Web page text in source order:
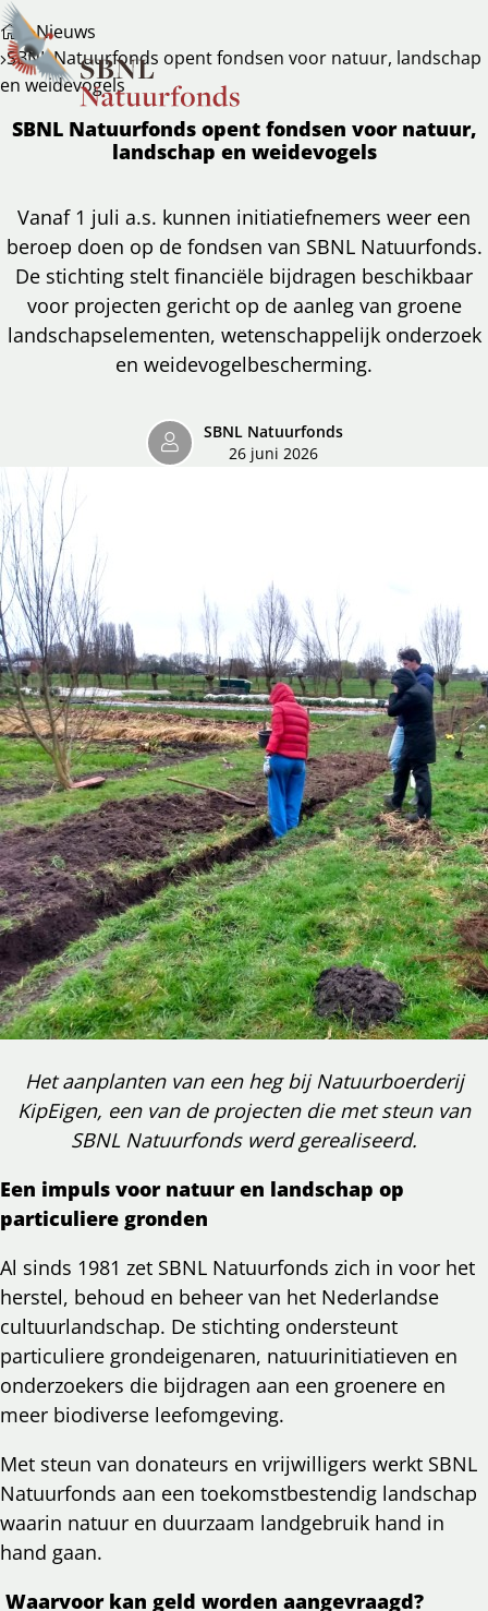
Nieuws
SBNL Natuurfonds opent fondsen voor natuur, landschap
en weidevogels
SBNL Natuurfonds opent fondsen voor natuur,
landschap en weidevogels
Vanaf 1 juli a.s. kunnen initiatiefnemers weer een
beroep doen op de fondsen van SBNL Natuurfonds.
De stichting stelt financiële bijdragen beschikbaar
voor projecten gericht op de aanleg van groene
landschapselementen, wetenschappelijk onderzoek
en weidevogelbescherming.
SBNL Natuurfonds
26 juni 2026
Het aanplanten van een heg bij Natuurboerderij
KipEigen, een van de projecten die met steun van
SBNL Natuurfonds werd gerealiseerd.
Een impuls voor natuur en landschap op
particuliere gronden
Al sinds 1981 zet SBNL Natuurfonds zich in voor het
herstel, behoud en beheer van het Nederlandse
cultuurlandschap. De stichting ondersteunt
particuliere grondeigenaren, natuurinitiatieven en
onderzoekers die bijdragen aan een groenere en
meer biodiverse leefomgeving.
Met steun van donateurs en vrijwilligers werkt SBNL
Natuurfonds aan een toekomstbestendig landschap
waarin natuur en duurzaam landgebruik hand in
hand gaan.
Waarvoor kan geld worden aangevraagd?